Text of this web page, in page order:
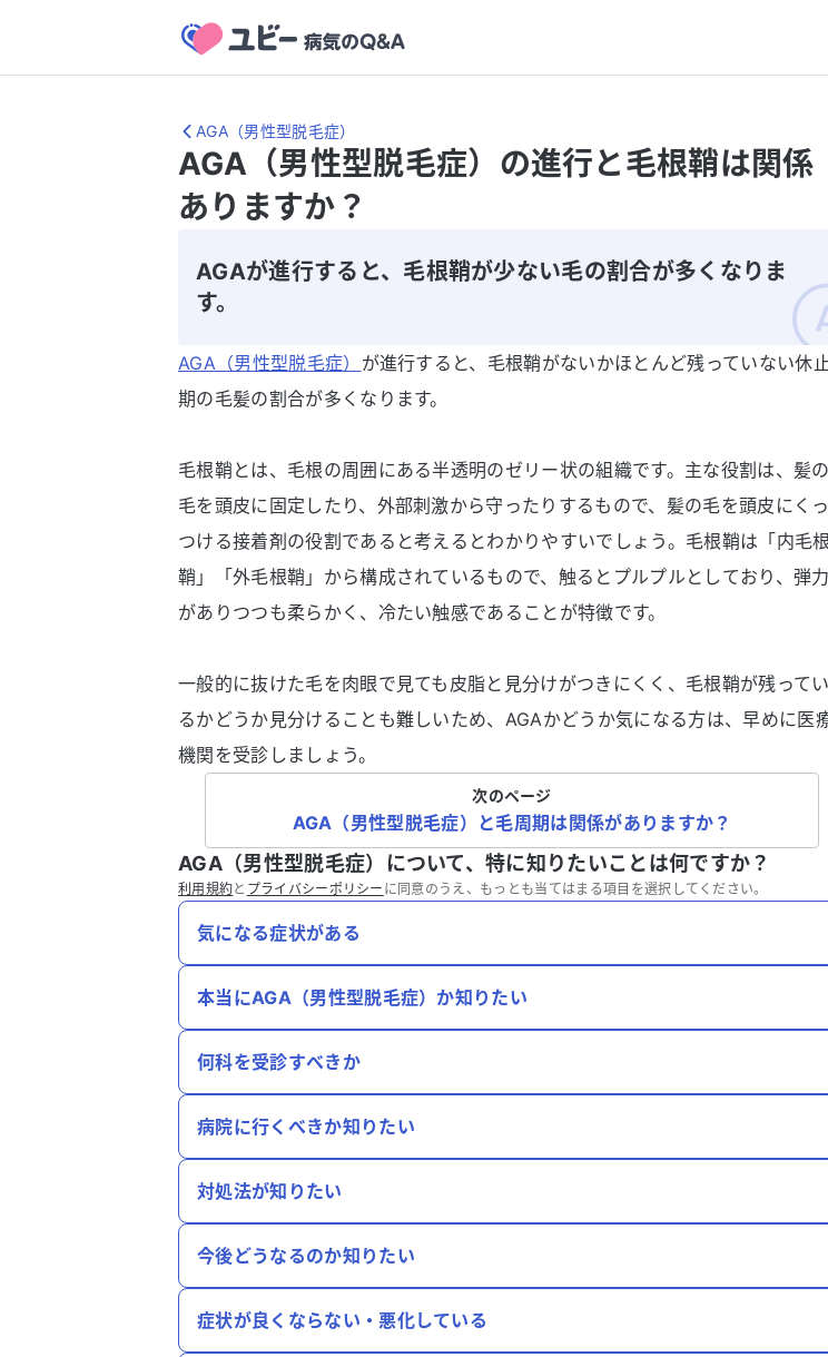
AGA（男性型脱毛症）
AGA（男性型脱毛症）の進行と毛根鞘は関係
ありますか？
AGAが進行すると、毛根鞘が少ない毛の割合が多くなりま
す。
AGA（男性型脱毛症） が進行すると、毛根鞘がないかほとんど残っていない休
期の毛髪の割合が多くなります。
毛根鞘とは、毛根の周囲にある半透明のゼリー状の組織です。主な役割は、髪の
毛を頭皮に固定したり、外部刺激から守ったりするもので、髪の毛を頭皮にくっ
つける接着剤の役割であると考えるとわかりやすいでしょう。毛根鞘は「内毛根
鞘」「外毛根鞘」から構成されているもので、触るとプルプルとしており、弾力
がありつつも柔らかく、冷たい触感であることが特徴です。
一般的に抜けた毛を肉眼で見ても皮脂と見分けがつきにくく、毛根鞘が残ってい
るかどうか見分けることも難しいため、AGAかどうか気になる方は、早めに医
機関を受診しましょう。
次のページ
AGA（男性型脱毛症）と毛周期は関係がありますか？
AGA（男性型脱毛症）について、特に知りたいことは何ですか？
利用規約と プライバシーポリシー に同意のうえ、もっとも当てはまる項目を選択してください。
気になる症状がある
本当にAGA（男性型脱毛症）か知りたい
何科を受診すべきか
病院に行くべきか知りたい
対処法が知りたい
今後どうなるのか知りたい
症状が良くならない・悪化している